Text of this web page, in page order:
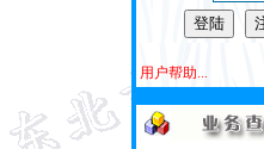
用户帮助...